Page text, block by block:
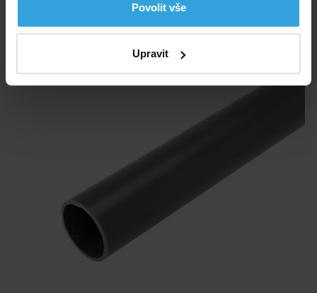
Povolit vše
Upravit
do košíku
Trubka PVC - 50mm